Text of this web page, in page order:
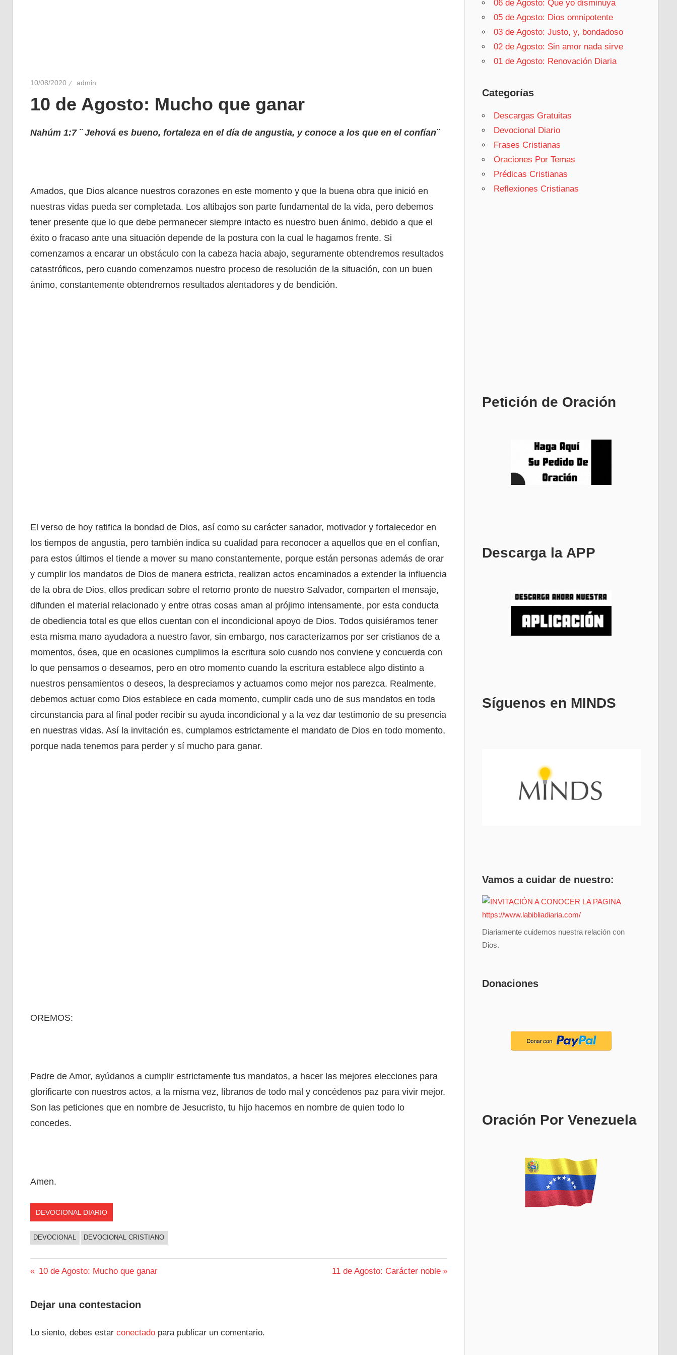
10/08/2020 admin
10 de Agosto: Mucho que ganar
Nahúm 1:7 ¨ Jehová es bueno, fortaleza en el día de angustia, y conoce a los que en el confían¨
Amados, que Dios alcance nuestros corazones en este momento y que la buena obra que inició en
nuestras vidas pueda ser completada. Los altibajos son parte fundamental de la vida, pero debemos
tener presente que lo que debe permanecer siempre intacto es nuestro buen ánimo, debido a que el
éxito o fracaso ante una situación depende de la postura con la cual le hagamos frente. Si
comenzamos a encarar un obstáculo con la cabeza hacia abajo, seguramente obtendremos resultados
catastróficos, pero cuando comenzamos nuestro proceso de resolución de la situación, con un buen
ánimo, constantemente obtendremos resultados alentadores y de bendición.
El verso de hoy ratifica la bondad de Dios, así como su carácter sanador, motivador y fortalecedor en
los tiempos de angustia, pero también indica su cualidad para reconocer a aquellos que en el confían,
para estos últimos el tiende a mover su mano constantemente, porque están personas además de orar
y cumplir los mandatos de Dios de manera estricta, realizan actos encaminados a extender la influencia
de la obra de Dios, ellos predican sobre el retorno pronto de nuestro Salvador, comparten el mensaje,
difunden el material relacionado y entre otras cosas aman al prójimo intensamente, por esta conducta
de obediencia total es que ellos cuentan con el incondicional apoyo de Dios. Todos quisiéramos tener
esta misma mano ayudadora a nuestro favor, sin embargo, nos caracterizamos por ser cristianos de a
momentos, ósea, que en ocasiones cumplimos la escritura solo cuando nos conviene y concuerda con
lo que pensamos o deseamos, pero en otro momento cuando la escritura establece algo distinto a
nuestros pensamientos o deseos, la despreciamos y actuamos como mejor nos parezca. Realmente,
debemos actuar como Dios establece en cada momento, cumplir cada uno de sus mandatos en toda
circunstancia para al final poder recibir su ayuda incondicional y a la vez dar testimonio de su presencia
en nuestras vidas. Así la invitación es, cumplamos estrictamente el mandato de Dios en todo momento,
porque nada tenemos para perder y sí mucho para ganar.
OREMOS:
Padre de Amor, ayúdanos a cumplir estrictamente tus mandatos, a hacer las mejores elecciones para
glorificarte con nuestros actos, a la misma vez, líbranos de todo mal y concédenos paz para vivir mejor.
Son las peticiones que en nombre de Jesucristo, tu hijo hacemos en nombre de quien todo lo
concedes.
Amen.
DEVOCIONAL DIARIO
DEVOCIONAL DEVOCIONAL CRISTIANO
Navegación
entradas
Entrada
10 de Agosto: Mucho que ganar
Siguiente
11 de Agosto: Carácter noble
Dejar una contestacion
Lo siento, debes estar conectadopara publicar un comentario.
06 de Agosto: Que yo disminuya
05 de Agosto: Dios omnipotente
03 de Agosto: Justo, y, bondadoso
02 de Agosto: Sin amor nada sirve
01 de Agosto: Renovación Diaria
Categorías
Descargas Gratuitas
Devocional Diario
Frases Cristianas
Oraciones Por Temas
Prédicas Cristianas
Reflexiones Cristianas
Petición de Oración
Descarga la APP
Síguenos en MINDS
Vamos a cuidar de nuestro:
Diariamente cuidemos nuestra relación con
Dios.
Donaciones
Oración Por Venezuela